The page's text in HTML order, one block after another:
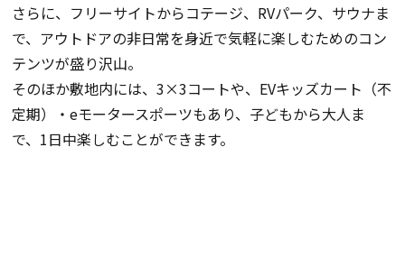
さらに、フリーサイトからコテージ、RVパーク、サウナま
で、アウトドアの非日常を身近で気軽に楽しむためのコン
テンツが盛り沢山。
そのほか敷地内には、3×3コートや、EVキッズカート（不
定期）・eモータースポーツもあり、子どもから大人ま
で、1日中楽しむことができます。